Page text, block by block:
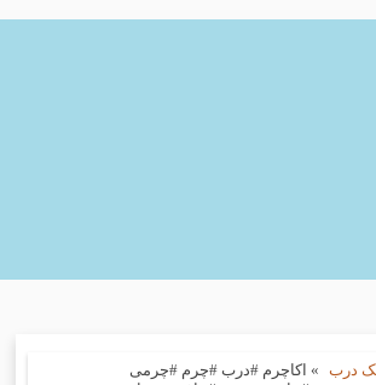
درب » اکاچرم #درب #چرم #چرمی